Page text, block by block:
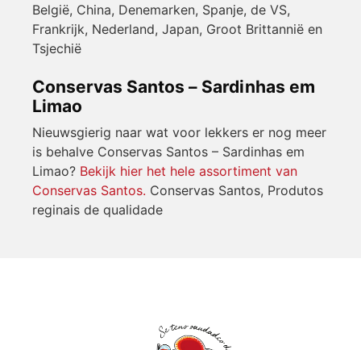
België, China, Denemarken, Spanje, de VS,
Frankrijk, Nederland, Japan, Groot Brittannië en
Tsjechië
Conservas Santos – Sardinhas em
Limao
Nieuwsgierig naar wat voor lekkers er nog meer
is behalve Conservas Santos – Sardinhas em
Limao? Bekijk hier het hele assortiment van
Conservas Santos. Conservas Santos, Produtos
reginais de qualidade